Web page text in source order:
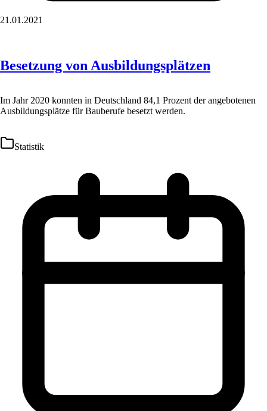
21.01.2021
Besetzung von Ausbildungsplätzen
Im Jahr 2020 konnten in Deutschland 84,1 Prozent der angebotenen
Ausbildungsplätze für Bauberufe besetzt werden.
Statistik